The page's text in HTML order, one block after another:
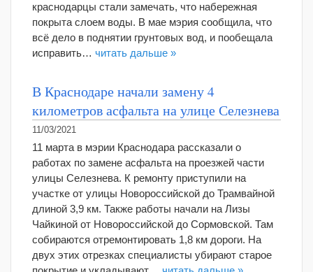
краснодарцы стали замечать, что набережная
покрыта слоем воды. В мае мэрия сообщила, что
всё дело в поднятии грунтовых вод, и пообещала
исправить… читать дальше »
В Краснодаре начали замену 4
километров асфальта на улице Селезнева
11/03/2021
11 марта в мэрии Краснодара рассказали о
работах по замене асфальта на проезжей части
улицы Селезнева. К ремонту приступили на
участке от улицы Новороссийской до Трамвайной
длиной 3,9 км. Также работы начали на Лизы
Чайкиной от Новороссийской до Сормовской. Там
собираются отремонтировать 1,8 км дороги. На
двух этих отрезках специалисты убирают старое